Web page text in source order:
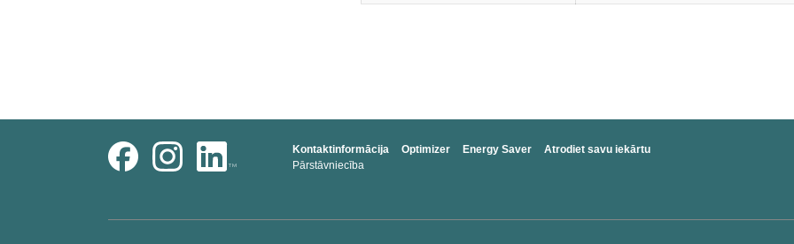
Kontaktinformācija
Pārstāvniecība
Optimizer Energy Saver Atrodiet savu iekārtu